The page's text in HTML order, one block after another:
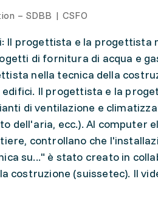
– SDBB | CSFO
Il progettista e la progettista
di fornitura di acqua e
nella tecnica della
Il progettista e la
di ventilazione e
dell'aria, ecc.). Al computer
controllano che
su..." è stato creato in
costruzione (suissetec). Il